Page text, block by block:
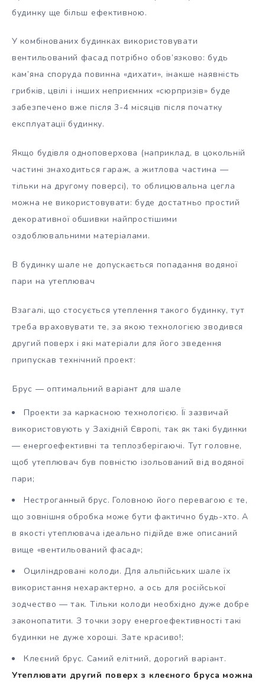
будинку ще більш ефективною.
У комбінованих будинках використовувати
вентильований фасад потрібно обов’язково: будь
кам’яна споруда повинна «дихати», інакше наявність
грибків, цвілі і інших неприємних «сюрпризів» буде
забезпечено вже після 3-4 місяців після початку
експлуатації будинку.
Якщо будівля одноповерхова (наприклад, в цокольній
частині знаходиться гараж, а житлова частина —
тільки на другому поверсі), то облицювальна цегла
можна не використовувати: буде достатньо простий
декоративної обшивки найпростішими
оздоблювальними матеріалами.
В будинку шале не допускається попадання водяної
пари на утеплювач
Взагалі, що стосується утеплення такого будинку, тут
треба враховувати те, за якою технологією зводився
другий поверх і які матеріали для його зведення
припускав технічний проект:
Брус — оптимальний варіант для шале
Проекти за каркасною технологією. Її зазвичай
використовують у Західній Європі, так як такі будинки
— енергоефективні та теплозберігаючі. Тут головне,
щоб утеплювач був повністю ізольований від водяної
пари;
Нестроганный брус. Головною його перевагою є те,
що зовнішня обробка може бути фактично будь-хто. А
в якості утеплювача ідеально підійде вже описаний
вище «вентильований фасад»;
Оциліндровані колоди. Для альпійських шале їх
використання нехарактерно, а ось для російської
зодчество — так. Тільки колоди необхідно дуже добре
законопатити. З точки зору енергоефективності такі
будинки не дуже хороші. Зате красиво!;
Клеєний брус. Самий елітний, дорогий варіант.
Утеплювати другий поверх з клеєного бруса можна